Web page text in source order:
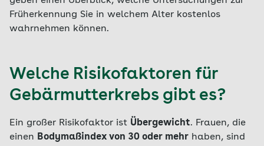
Früherkennung Sie in welchem Alter kostenlos
wahrnehmen können.
Welche Risikofaktoren für
Gebärmutterkrebs gibt es?
Ein großer Risikofaktor ist Übergewicht. Frauen, die
einen Bodymaßindex von 30 oder mehr haben, sind